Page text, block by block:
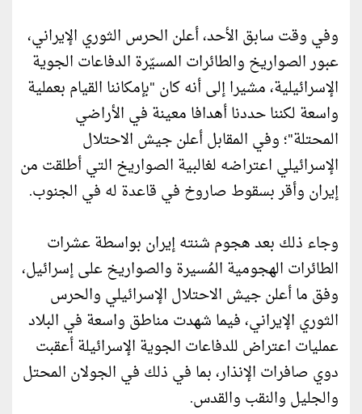
وفي وقت سابق الأحد، أعلن الحرس الثوري الإيراني،
عبور الصواريخ والطائرات المسيّرة الدفاعات الجوية
الإسرائيلية، مشيرا إلى أنه كان "بإمكاننا القيام بعملية
واسعة لكننا حددنا أهدافا معينة في الأراضي
المحتلة"؛ وفي المقابل أعلن جيش الاحتلال
الإسرائيلي اعتراضه لغالبية الصواريخ التي أطلقت من
إيران وأقر بسقوط صاروخ في قاعدة له في الجنوب.
وجاء ذلك بعد هجوم شنته إيران بواسطة عشرات
الطائرات الهجومية المُسيرة والصواريخ على إسرائيل،
وفق ما أعلن جيش الاحتلال الإسرائيلي والحرس
الثوري الإيراني، فيما شهدت مناطق واسعة في البلاد
عمليات اعتراض للدفاعات الجوية الإسرائيلة أعقبت
دوي صافرات الإنذار، بما في ذلك في الجولان المحتل
والجليل والنقب والقدس.